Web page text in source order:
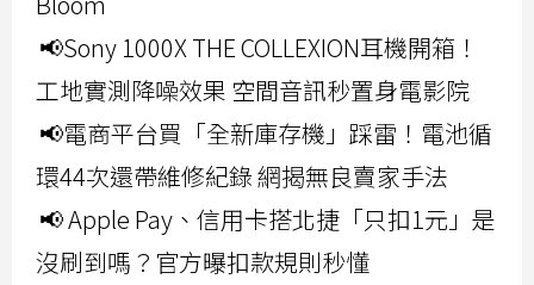
📢Sony 1000X THE COLLEXION耳機開箱！
工地實測降噪效果 空間音訊秒置身電影院
📢電商平台買「全新庫存機」踩雷！電池循
環44次還帶維修紀錄 網揭無良賣家手法
📢 Apple Pay、信用卡搭北捷「只扣1元」是
沒刷到嗎？官方曝扣款規則秒懂